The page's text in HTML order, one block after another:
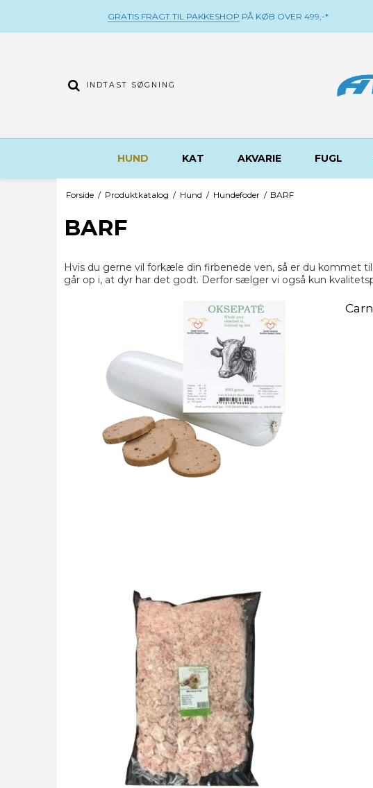
GRATIS FRAGT TIL PAKKESHOP PÅ KØB OVER 499,-*
HUND KAT AKVARIE FUGL
Forside / Produktkatalog / Hund / Hundefoder / BARF
BARF
Hvis du gerne vil forkæle din firbenede ven, så er du kommet
går op i, at dyr har det godt. Derfor sælger vi også kun